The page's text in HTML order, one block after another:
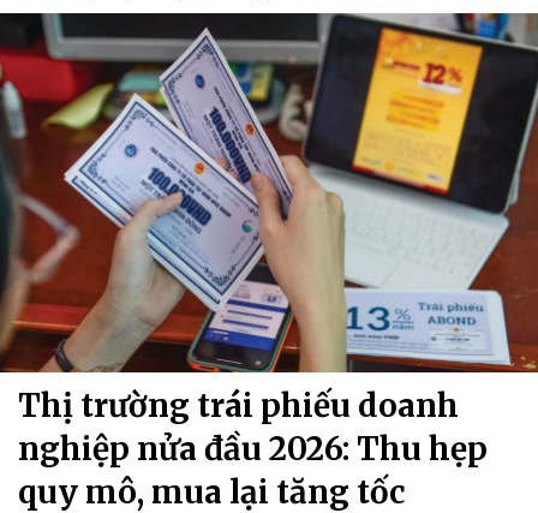
Thị trường trái phiếu doanh
nghiệp nửa đầu 2026: Thu hẹp
quy mô, mua lại tăng tốc